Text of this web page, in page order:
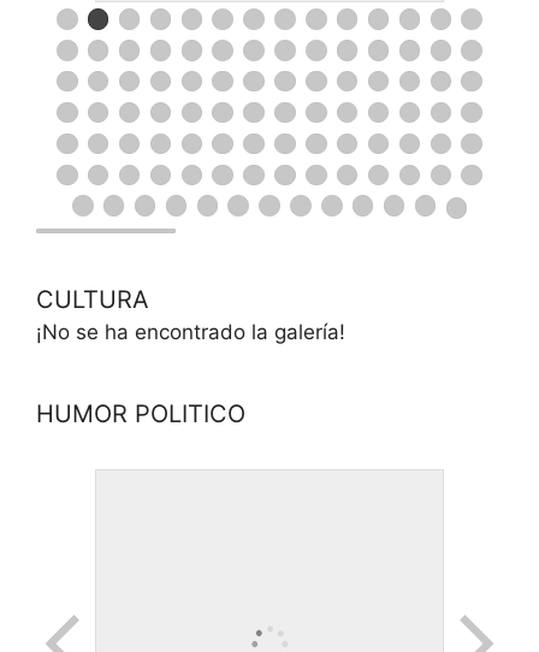
CULTURA
¡No se ha encontrado la galería!
HUMOR POLITICO